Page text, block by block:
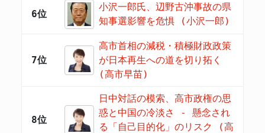
6位
小沢一郎氏、辺野古沖事故の県
知事選影響を危惧 (小沢一郎)
7位
高市首相の減税・積極財政政策
が日本再生への道を切り拓く
(高市早苗)
8位
日中対話の模索、高市政権の思
惑と中国の冷淡さ - 懸念され
る「自己目的化」のリスク (高